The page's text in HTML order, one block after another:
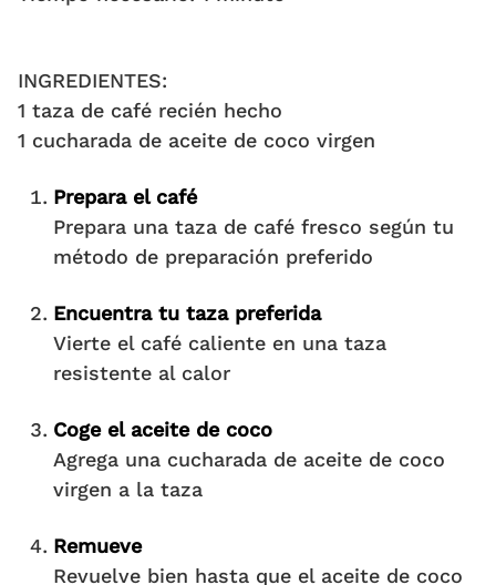
INGREDIENTES:
1 taza de café recién hecho
1 cucharada de aceite de coco virgen
Prepara el café
Prepara una taza de café fresco según tu
método de preparación preferido
Encuentra tu taza preferida
Vierte el café caliente en una taza
resistente al calor
Coge el aceite de coco
Agrega una cucharada de aceite de coco
virgen a la taza
Remueve
Revuelve bien hasta que el aceite de coco